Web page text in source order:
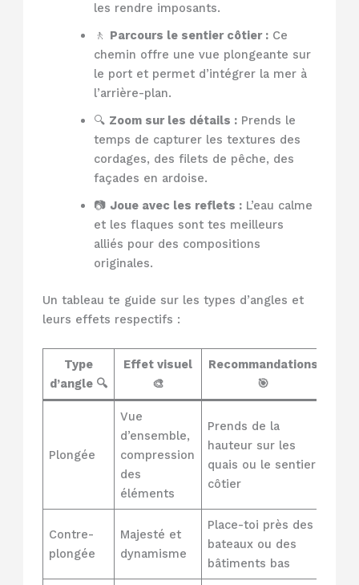
les rendre imposants.
🚶 Parcours le sentier côtier :Ce
chemin offre une vue plongeante sur
le port et permet d’intégrer la mer à
l’arrière-plan.
🔍 Zoom sur les détails :Prends le
temps de capturer les textures des
cordages, des filets de pêche, des
façades en ardoise.
📷 Joue avec les reflets :L’eau calme
et les flaques sont tes meilleurs
alliés pour des compositions
originales.
Un tableau te guide sur les types d’angles et
leurs effets respectifs :
Type
d’angle 🔍
Effet visuel
🎨
Recommandations
🎯
Plongée
Vue
d’ensemble,
compression
des
éléments
Prends de la
hauteur sur les
quais ou le sentier
côtier
Contre-
plongée
Majesté et
dynamisme
Place-toi près des
bateaux ou des
bâtiments bas